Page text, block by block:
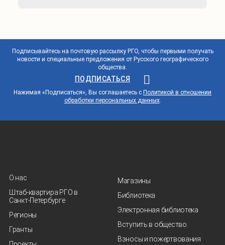
Подписывайтесь на почтовую рассылку РГО, чтобы первыми получать
новости и специальные предложения от Русского географического
общества.
ПОДПИСАТЬСЯ
Нажимая «Подписаться», Вы соглашаетесь с Политикой в отношении
обработки персональных данных.
О нас
Штаб-квартира РГО в
Санкт‑Петербурге
Регионы
Гранты
Магазины
Библиотека
Электронная библиотека
Вступить в общество
Взносы и пожертвования